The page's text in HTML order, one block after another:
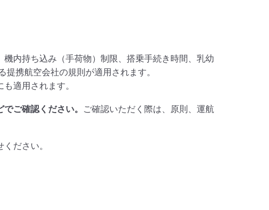
内持ち込み（手荷物）制限、搭乗手続き時間、乳幼
携航空会社の規則が適用されます。
適用されます。
ご確認ください。 ご確認いただく際は、原則、運航
ださい。